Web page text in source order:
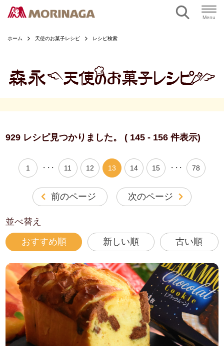
Menu
ホーム 天使のお菓子レシピ レシピ検索
929 レシピ見つかりました。 ( 145 - 156 件表示)
前のページ
1 ・・・ 11 12 13 14 15 ・・・ 78
次のページ
並べ替え
おすすめ順 新しい順 古い順